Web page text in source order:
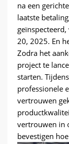
na een
laatste
20, 2025. En
Zodra het
project te
starten.
professionele
vertrouwen
vertrouwen in
bevestigen